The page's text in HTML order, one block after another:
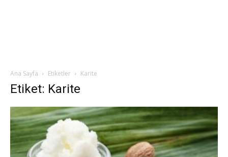
Ana Sayfa Etiketler Karite
Etiket: Karite